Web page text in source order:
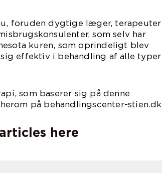
foruden dygtige læger, terapeuter
som selv har
kuren, som oprindeligt blev
effektiv i behandling af alle typer
som baserer sig på denne
på behandlingscenter-stien.dk
here